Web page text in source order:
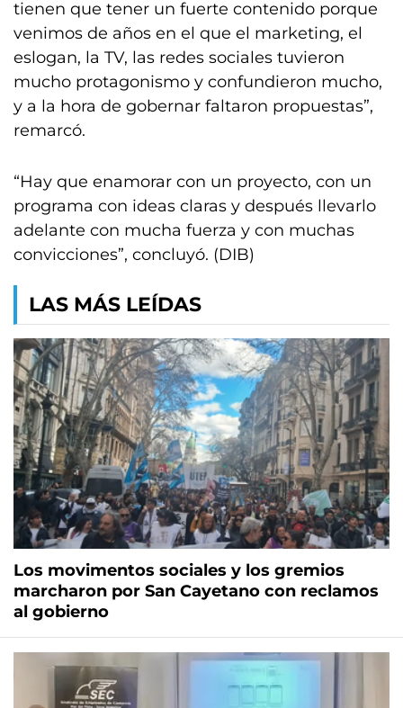
tienen que tener un fuerte contenido porque
venimos de años en el que el marketing, el
eslogan, la TV, las redes sociales tuvieron
mucho protagonismo y confundieron mucho,
y a la hora de gobernar faltaron propuestas”,
remarcó.
“Hay que enamorar con un proyecto, con un
programa con ideas claras y después llevarlo
adelante con mucha fuerza y con muchas
convicciones”, concluyó. (DIB)
LAS MÁS LEÍDAS
Los movimentos sociales y los gremios
marcharon por San Cayetano con reclamos
al gobierno